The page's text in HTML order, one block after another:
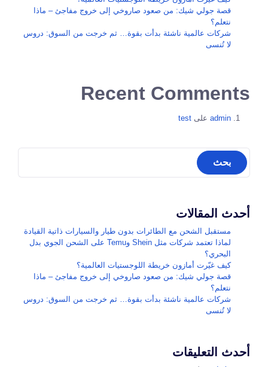
قصة جولي شيك: من صعود صاروخي إلى خروج مفاجئ – ماذا
نتعلم؟
شركات عالمية ناشئة بدأت بقوة… ثم خرجت من السوق: دروس
لا تُنسى
Recent Comments
admin على test
أحدث المقالات
مستقبل الشحن مع الطائرات بدون طيار والسيارات ذاتية القيادة
لماذا تعتمد شركات مثل Shein وTemu على الشحن الجوي بدل
البحري؟
كيف غيّرت أمازون خريطة اللوجستيات العالمية؟
قصة جولي شيك: من صعود صاروخي إلى خروج مفاجئ – ماذا
نتعلم؟
شركات عالمية ناشئة بدأت بقوة… ثم خرجت من السوق: دروس
لا تُنسى
أحدث التعليقات